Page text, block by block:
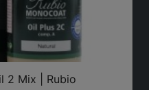
2 Mix | Rubio